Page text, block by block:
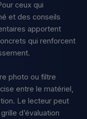
ceux qui
et des conseils
apportent
qui renforcent
photo ou filtre
entre le matériel,
Le lecteur peut
d’évaluation